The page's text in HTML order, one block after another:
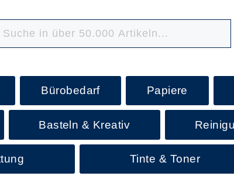
Bürobedarf Papiere
Basteln & Kreativ
Tinte & Toner